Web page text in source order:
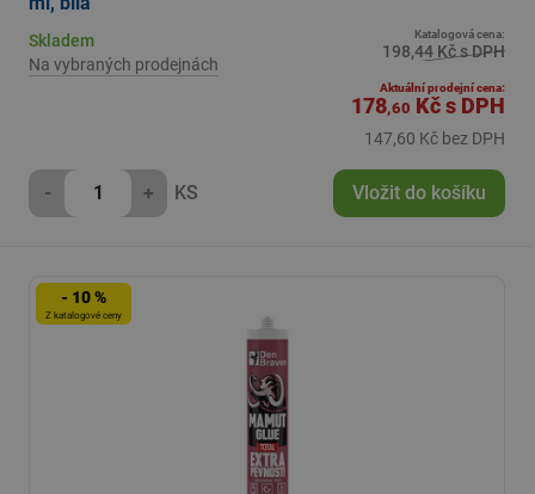
Skladem
Na vybraných prodejnách
Katalogová cena:
198,44 Kč s DPH
Aktuální prodejní cena:
178,60 Kčs DPH
147,60 Kč bez DPH
- + KS Vložit do košíku
- 10 %
Z katalogové ceny